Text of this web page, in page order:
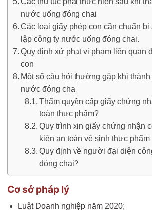
nước uống đóng chai
Các loại giấy phép con cần chuẩn bị
lập công ty nước uống đóng chai.
Quy định xử phạt vi phạm liên quan
con
Một số câu hỏi thường gặp khi thành
nước đóng chai
Thẩm quyền cấp giấy chứng
toàn thực phẩm?
Quy trình xin giấy chứng nhận
kiện an toàn vệ sinh thực phẩm
Quy định về người đại diện
đóng chai?
Cơ sở pháp lý
Luật Doanh nghiệp năm 2020;